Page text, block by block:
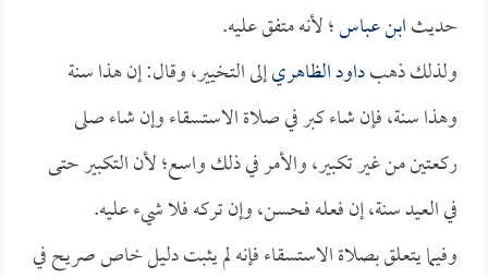
حديثابن عباس؛ لأنه متفق عليه.
ولذلك ذهبداود الظاهريإلى التخيير، وقال: إن هذا سنة
وهذا سنة، فإن شاء كبر في صلاة الاستسقاء وإن شاء صلى
ركعتين من غير تكبير، والأمر في ذلك واسع؛ لأن التكبير حتى
في العيد سنة، إن فعله فحسن، وإن تركه فلا شيء عليه.
وفيما يتعلق بصلاة الاستسقاء فإنه لم يثبت دليل خاص صريح في